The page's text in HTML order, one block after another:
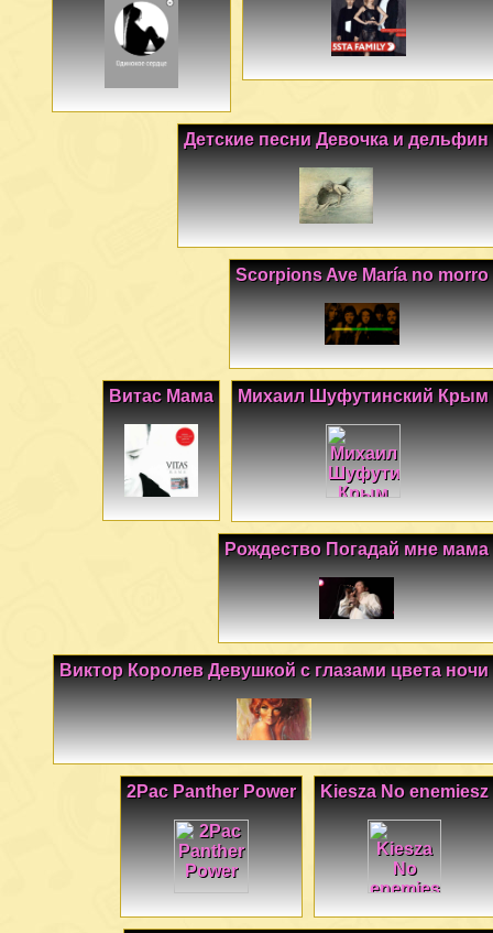
Детские песни Девочка и дельфин
Scorpions Ave María no morro
Михаил Шуфутинский Крым
Витас Мама
Рождество Погадай мне мама
Виктор Королев Девушкой с глазами цвета ночи
Kiesza No enemiesz
2Pac Panther Power